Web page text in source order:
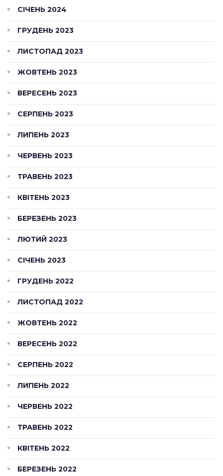
СІЧЕНЬ 2024
ГРУДЕНЬ 2023
ЛИСТОПАД 2023
ЖОВТЕНЬ 2023
ВЕРЕСЕНЬ 2023
СЕРПЕНЬ 2023
ЛИПЕНЬ 2023
ЧЕРВЕНЬ 2023
ТРАВЕНЬ 2023
КВІТЕНЬ 2023
БЕРЕЗЕНЬ 2023
ЛЮТИЙ 2023
СІЧЕНЬ 2023
ГРУДЕНЬ 2022
ЛИСТОПАД 2022
ЖОВТЕНЬ 2022
ВЕРЕСЕНЬ 2022
СЕРПЕНЬ 2022
ЛИПЕНЬ 2022
ЧЕРВЕНЬ 2022
ТРАВЕНЬ 2022
КВІТЕНЬ 2022
БЕРЕЗЕНЬ 2022